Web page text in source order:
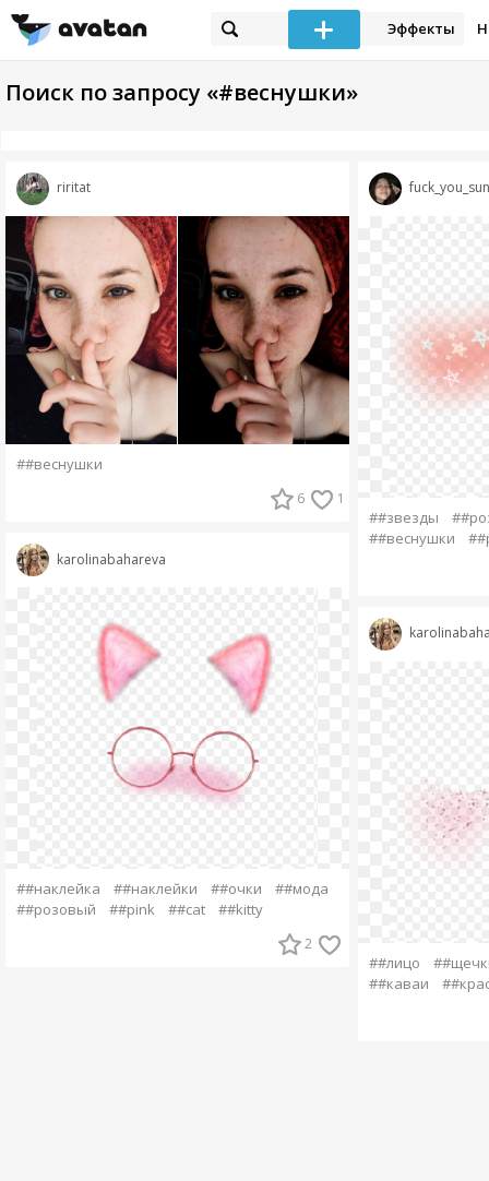
Эффекты
Поиск по запросу «#веснушки»
riritat
##веснушки
6 1
karolinabahareva
##наклейка ##наклейки ##очки
##мода
##розовый
##pink ##cat ##kitty
2
fuck_you_sun
##звезды
##веснушки
##лицо
##каваи